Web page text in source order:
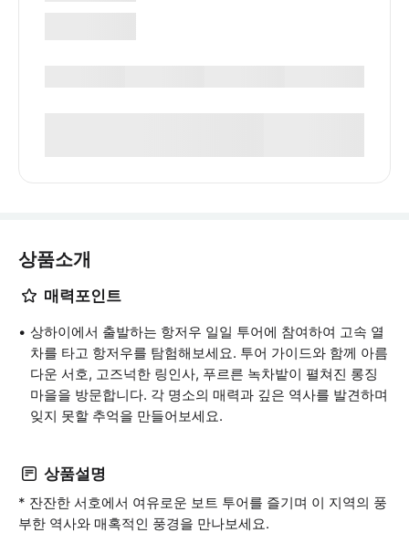
상품소개
매력포인트
상하이에서 출발하는 항저우 일일 투어에 참여하여 고속 열
차를 타고 항저우를 탐험해보세요. 투어 가이드와 함께 아름
다운 서호, 고즈넉한 링인사, 푸르른 녹차밭이 펼쳐진 롱징
마을을 방문합니다. 각 명소의 매력과 깊은 역사를 발견하며
잊지 못할 추억을 만들어보세요.
상품설명
* 잔잔한 서호에서 여유로운 보트 투어를 즐기며 이 지역의 풍
부한 역사와 매혹적인 풍경을 만나보세요.